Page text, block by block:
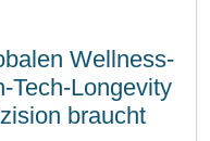
Wellness-
Tech-Longevity
braucht